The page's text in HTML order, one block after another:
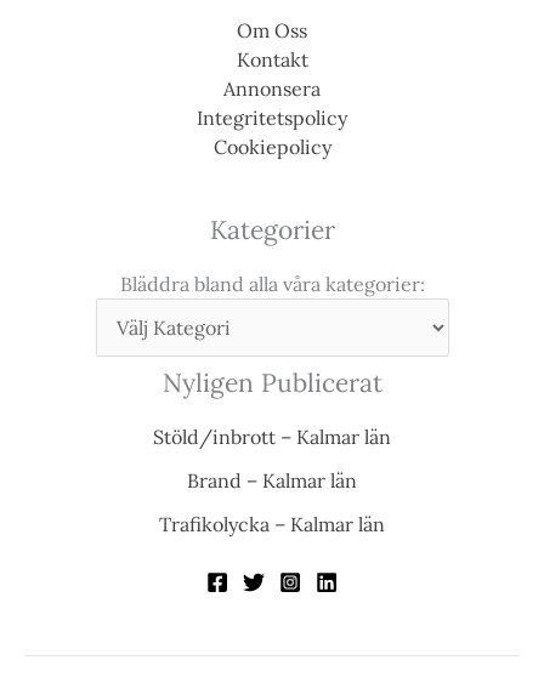
Om Oss
Kontakt
Annonsera
Integritetspolicy
Cookiepolicy
Kategorier
Bläddra bland alla våra kategorier:
Nyligen Publicerat
Stöld/inbrott – Kalmar län
Brand – Kalmar län
Trafikolycka – Kalmar län